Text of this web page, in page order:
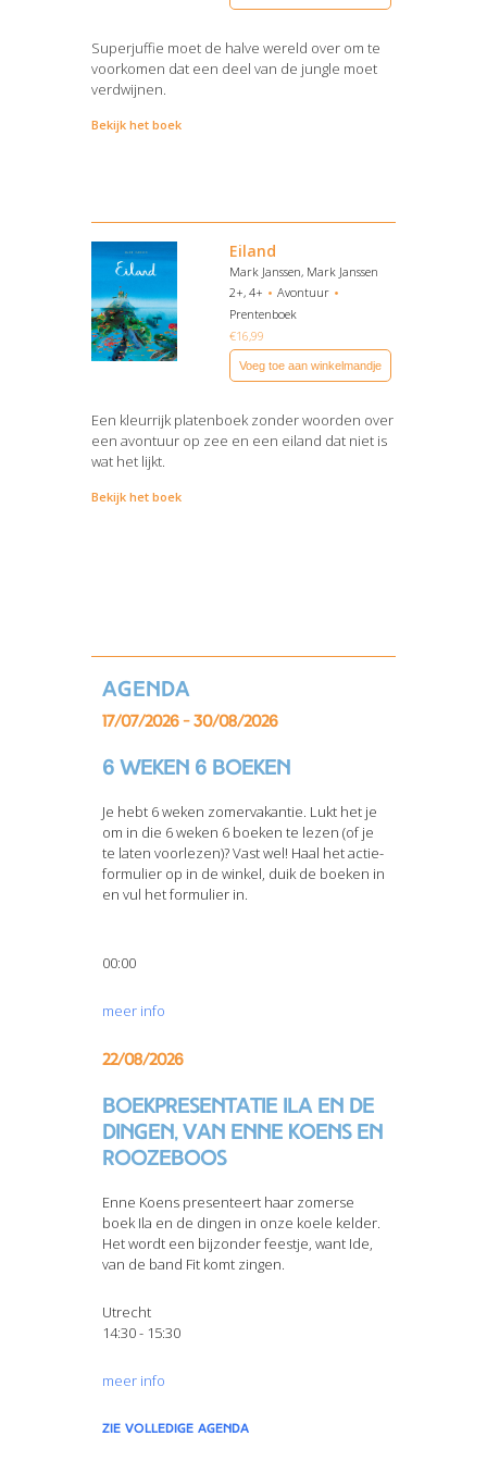
Superjuffie moet de halve wereld over om te
voorkomen dat een deel van de jungle moet
verdwijnen.
Bekijk het boek
Eiland
Mark Janssen, Mark Janssen
2+, 4+
Avontuur
Prentenboek
€16,99
Voeg toe aan winkelmandje
Een kleurrijk platenboek zonder woorden over
een avontuur op zee en een eiland dat niet is
wat het lijkt.
Bekijk het boek
Agenda
17/07/2026 - 30/08/2026
6 weken 6 boeken
Je hebt 6 weken zomervakantie. Lukt het je
om in die 6 weken 6 boeken te lezen (of je
te laten voorlezen)? Vast wel! Haal het actie-
formulier op in de winkel, duik de boeken in
en vul het formulier in.
00:00
meer info
22/08/2026
Boekpresentatie Ila en de
dingen, van Enne Koens en
Roozeboos
Enne Koens presenteert haar zomerse
boek Ila en de dingen in onze koele kelder.
Het wordt een bijzonder feestje, want Ide,
van de band Fit komt zingen.
Utrecht
14:30 - 15:30
meer info
zie volledige agenda